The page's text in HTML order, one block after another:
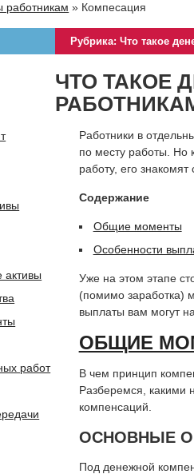
работникам » Компесация
Рубрика: Что такое
ЧТО ТАКОЕ
Работники в
по месту работы. Но
работу, его
Содержание
Общие моменты
Особенности
Уже на этом этапе
(помимо заработка)
выплаты вам могут
ОБЩИЕ
В чем принцип
Разберемся, какими
компенсаций.
ОСНОВНЫЕ
Под денежной
активы
работ